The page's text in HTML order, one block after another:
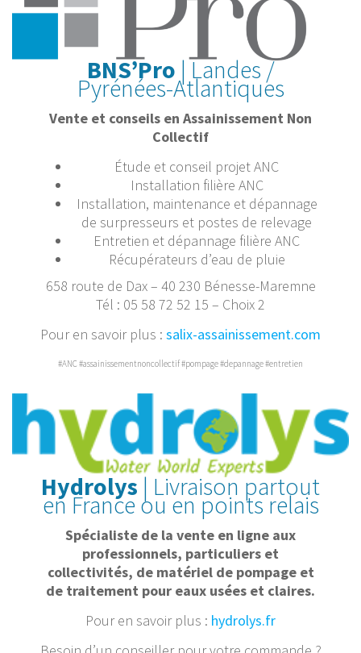
BNS’Pro | Landes /
Pyrénées-Atlantiques
Vente et conseils en Assainissement Non
Collectif
Étude et conseil projet ANC
Installation filière ANC
Installation, maintenance et dépannage
de surpresseurs et postes de relevage
Entretien et dépannage filière ANC
Récupérateurs d’eau de pluie
658 route de Dax – 40 230 Bénesse-Maremne
Tél : 05 58 72 52 15 – Choix 2
Pour en savoir plus : salix-assainissement.com
#ANC #assainissementnoncollectif #pompage #depannage #entretien
Hydrolys | Livraison partout
en France ou en points relais
Spécialiste de la vente en ligne aux
professionnels, particuliers et
collectivités, de matériel de pompage et
de traitement pour eaux usées et claires.
Pour en savoir plus : hydrolys.fr